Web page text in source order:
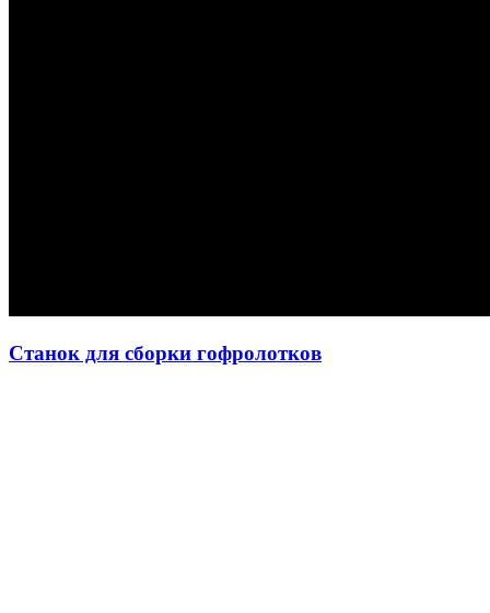
Станок для сборки гофролотков